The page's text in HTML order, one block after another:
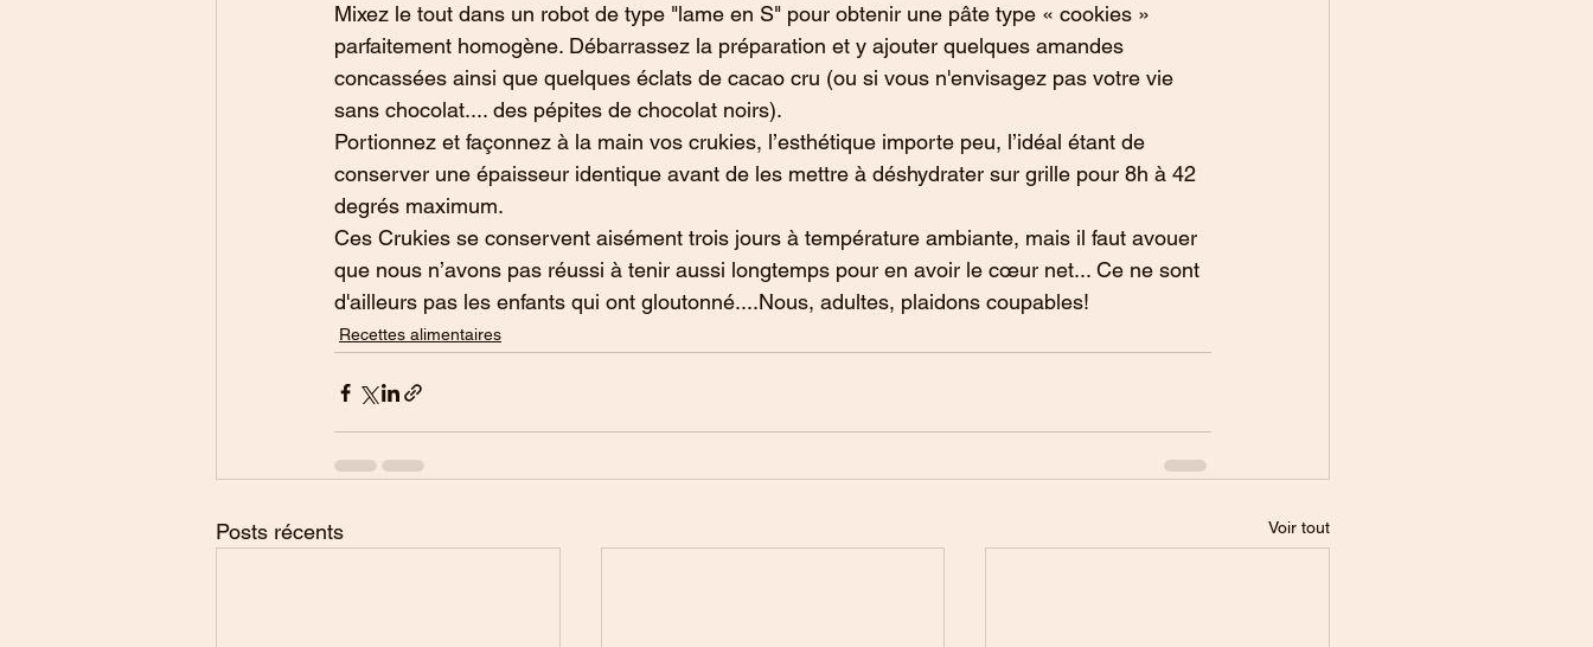
Mixez le tout dans un robot de type "lame en S" pour obtenir une pâte type « cookies »
parfaitement homogène. Débarrassez la préparation et y ajouter quelques amandes
concassées ainsi que quelques éclats de cacao cru (ou si vous n'envisagez pas votre vie
sans chocolat.... des pépites de chocolat noirs).
Portionnez et façonnez à la main vos crukies, l’esthétique importe peu, l’idéal étant de
conserver une épaisseur identique avant de les mettre à déshydrater sur grille pour 8h à 42
degrés maximum.
Ces Crukies se conservent aisément trois jours à température ambiante, mais il faut avouer
que nous n’avons pas réussi à tenir aussi longtemps pour en avoir le cœur net... Ce ne sont
d'ailleurs pas les enfants qui ont gloutonné....Nous, adultes, plaidons coupables!
Recettes alimentaires
Posts récents Voir tout